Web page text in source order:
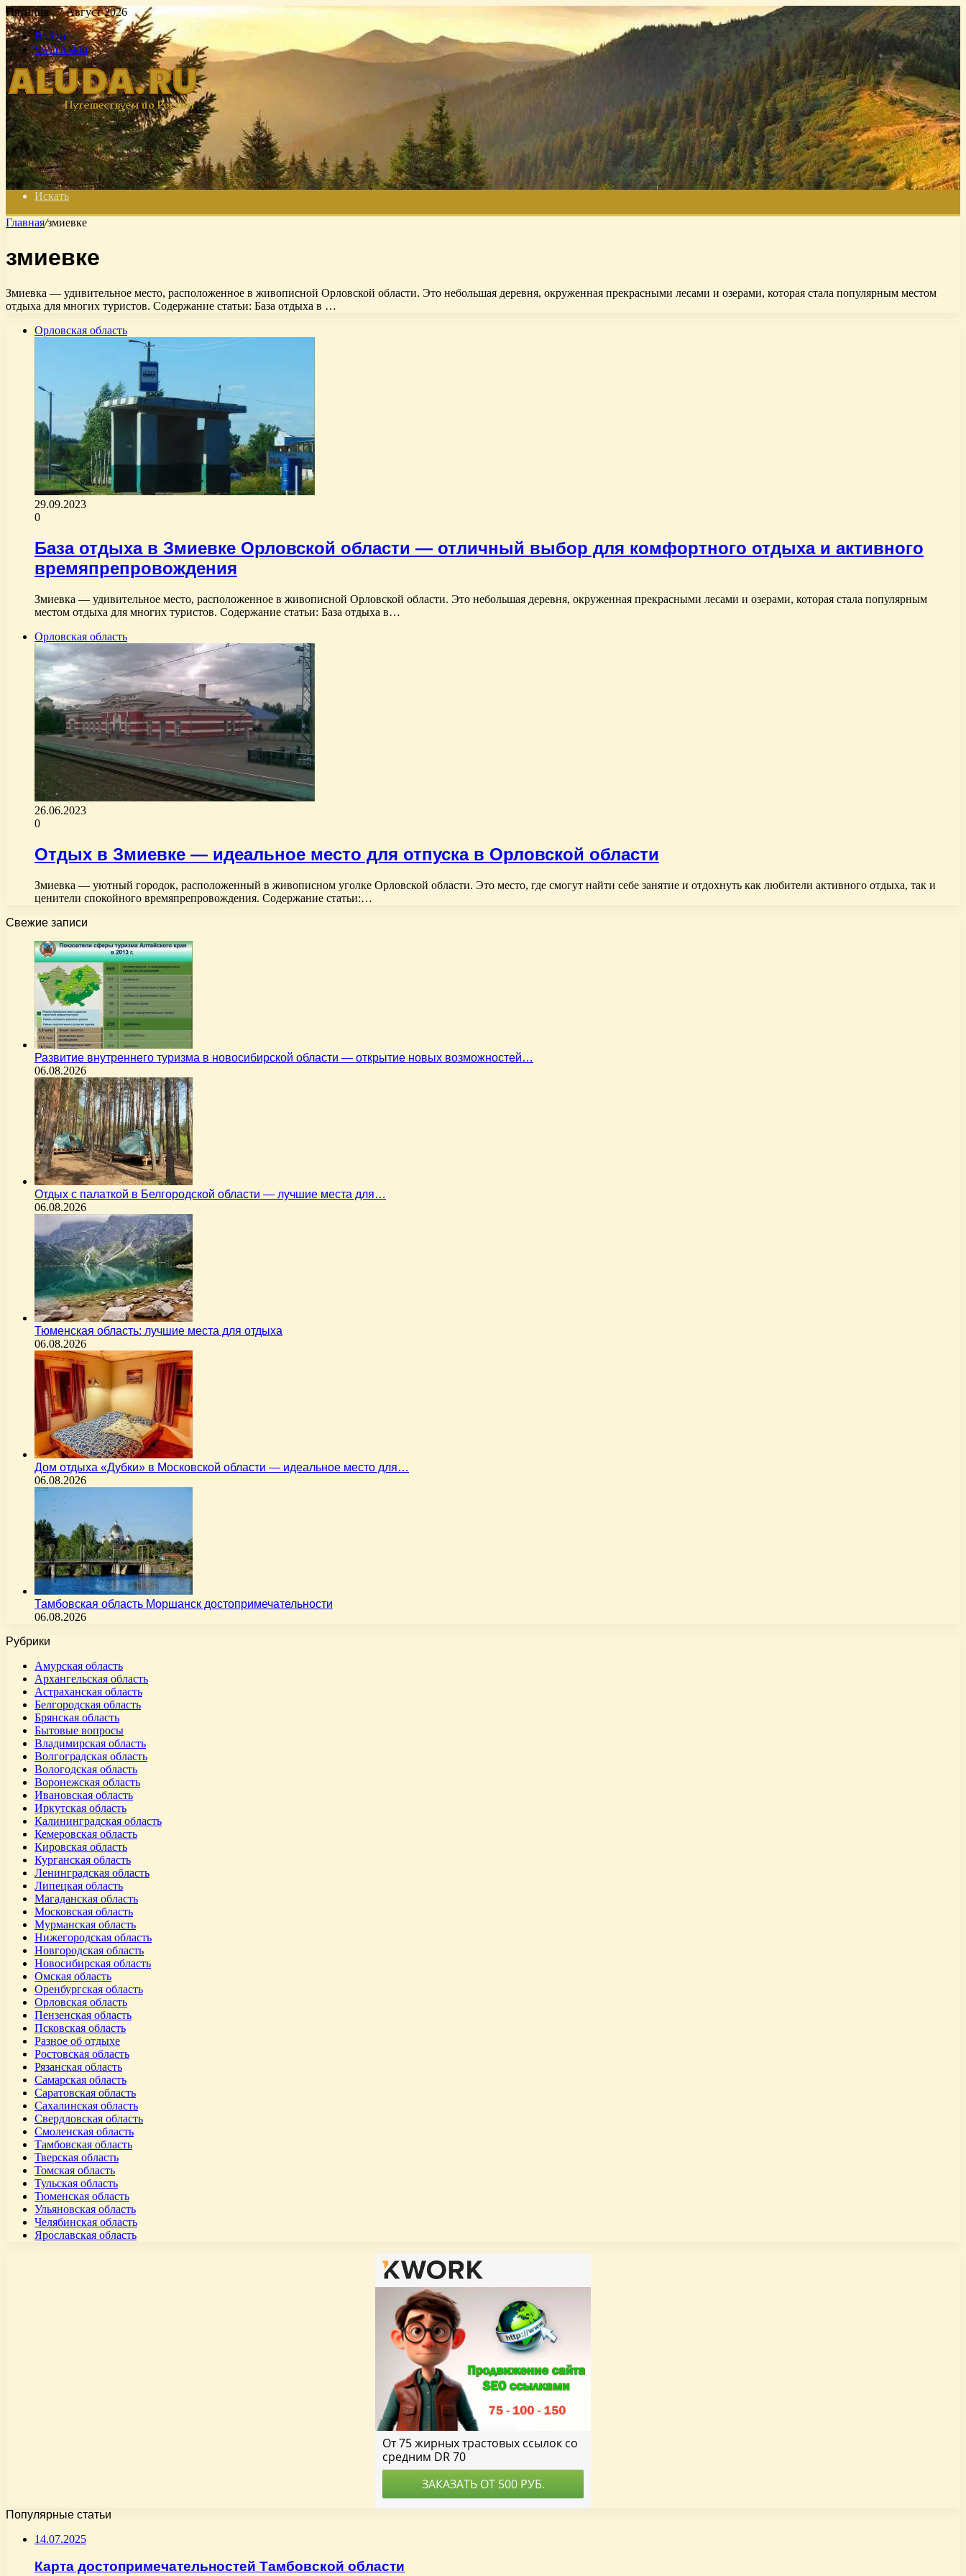
Пятница , 7 Август 2026
Войти
Switch skin
Искать
Главная/змиевке
змиевке
Змиевка — удивительное место, расположенное в живописной Орловской области. Это небольшая деревня, окруженная прекрасными лесами и озерами, которая стала популярным местом
отдыха для многих туристов. Содержание статьи: База отдыха в …
Орловская область
29.09.2023
0
База отдыха в Змиевке Орловской области — отличный выбор для комфортного отдыха и активного
времяпрепровождения
Змиевка — удивительное место, расположенное в живописной Орловской области. Это небольшая деревня, окруженная прекрасными лесами и озерами, которая стала популярным
местом отдыха для многих туристов. Содержание статьи: База отдыха в…
Орловская область
26.06.2023
0
Отдых в Змиевке — идеальное место для отпуска в Орловской области
Змиевка — уютный городок, расположенный в живописном уголке Орловской области. Это место, где смогут найти себе занятие и отдохнуть как любители активного отдыха, так и
ценители спокойного времяпрепровождения. Содержание статьи:…
Свежие записи
Развитие внутреннего туризма в новосибирской области — открытие новых возможностей…
06.08.2026
Отдых с палаткой в Белгородской области — лучшие места для…
06.08.2026
Тюменская область: лучшие места для отдыха
06.08.2026
Дом отдыха «Дубки» в Московской области — идеальное место для…
06.08.2026
Тамбовская область Моршанск достопримечательности
06.08.2026
Рубрики
Амурская область
Архангельская область
Астраханская область
Белгородская область
Брянская область
Бытовые вопросы
Владимирская область
Волгоградская область
Вологодская область
Воронежская область
Ивановская область
Иркутская область
Калининградская область
Кемеровская область
Кировская область
Курганская область
Ленинградская область
Липецкая область
Магаданская область
Московская область
Мурманская область
Нижегородская область
Новгородская область
Новосибирская область
Омская область
Оренбургская область
Орловская область
Пензенская область
Псковская область
Разное об отдыхе
Ростовская область
Рязанская область
Самарская область
Саратовская область
Сахалинская область
Свердловская область
Смоленская область
Тамбовская область
Тверская область
Томская область
Тульская область
Тюменская область
Ульяновская область
Челябинская область
Ярославская область
Популярные статьи
14.07.2025
Карта достопримечательностей Тамбовской области